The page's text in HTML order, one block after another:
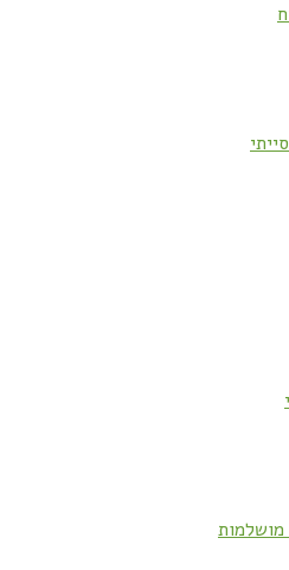
מושלמות